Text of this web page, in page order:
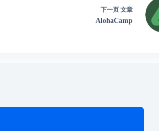
下一页文章
AlohaCamp